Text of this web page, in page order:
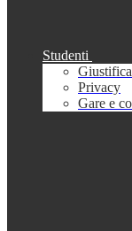
Studenti
Privacy
Gare e